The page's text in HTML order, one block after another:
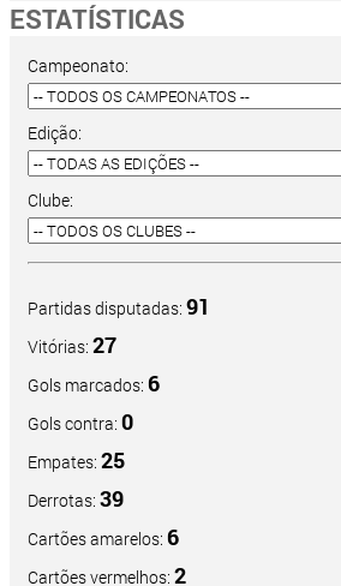
ESTATÍSTICAS
Campeonato:
Edição:
Clube:
Partidas disputadas: 91
Vitórias: 27
Gols marcados: 6
Gols contra: 0
Empates: 25
Derrotas: 39
Cartões amarelos: 6
Cartões vermelhos: 2